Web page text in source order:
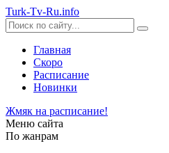
Turk-Tv-Ru.info
Главная
Скоро
Расписание
Новинки
Жмяк на расписание!
Меню сайта
По жанрам